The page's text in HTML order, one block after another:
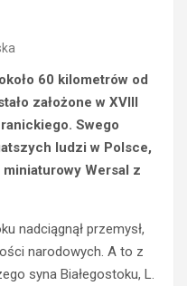
60 kilometrów od
założone w XVIII
Swego
ludzi w Polsce,
Wersal z
nadciągnął przemysł,
narodowych. A to z
syna Białegostoku, L.